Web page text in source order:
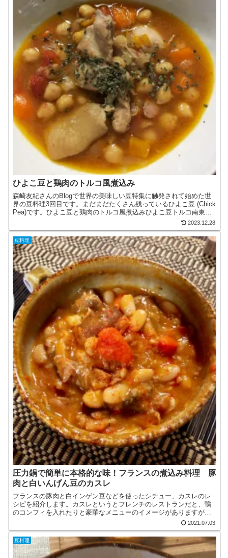
ひよこ豆と鶏肉のトルコ風煮込み
森崎友紀さんのBlogで世界の美味しい豆特集に触発されて始めた世
界の豆料理3回目です。まだまだたくさん残っているひよこ豆 (Chick
Pea)です。ひよこ豆と鶏肉のトルコ風煮込みひよこ豆トルコ南東部
2023.12.28
豆料理
圧力鍋で簡単に本格的な味！フランスの煮込み料理 豚
肉と白いんげん豆のカスレ
フランスの豚肉と白インゲン豆などを使ったシチュー、カスレのレ
シピを紹介します。カスレというとフレンチのレストランだと、鴨
のコンフィを入れたりと豪華なメニューのイメージがありますが、
フランスでは南東部ラングドックの伝統的な家庭料理で様々なレ
2021.07.03
豆料理